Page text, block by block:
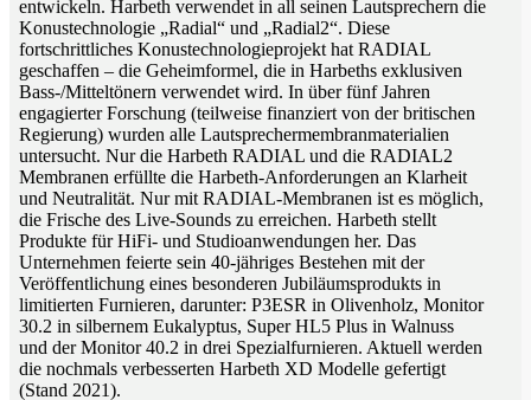
entwickeln. Harbeth verwendet in all seinen Lautsprechern die
Konustechnologie „Radial“ und „Radial2“. Diese
fortschrittliches Konustechnologieprojekt hat RADIAL
geschaffen – die Geheimformel, die in Harbeths exklusiven
Bass-/Mitteltönern verwendet wird. In über fünf Jahren
engagierter Forschung (teilweise finanziert von der britischen
Regierung) wurden alle Lautsprechermembranmaterialien
untersucht. Nur die Harbeth RADIAL und die RADIAL2
Membranen erfüllte die Harbeth-Anforderungen an Klarheit
und Neutralität. Nur mit RADIAL-Membranen ist es möglich,
die Frische des Live-Sounds zu erreichen. Harbeth stellt
Produkte für HiFi- und Studioanwendungen her. Das
Unternehmen feierte sein 40-jähriges Bestehen mit der
Veröffentlichung eines besonderen Jubiläumsprodukts in
limitierten Furnieren, darunter: P3ESR ​​in Olivenholz, Monitor
30.2 in silbernem Eukalyptus, Super HL5 Plus in Walnuss
und der Monitor 40.2 in drei Spezialfurnieren. Aktuell werden
die nochmals verbesserten Harbeth XD Modelle gefertigt
(Stand 2021).